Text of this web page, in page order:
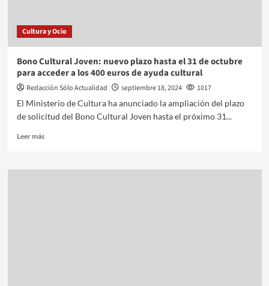
Cultura y Ocio
Bono Cultural Joven: nuevo plazo hasta el 31 de octubre
para acceder a los 400 euros de ayuda cultural
Redacción Sólo Actualidad septiembre 18, 2024
1017
El Ministerio de Cultura ha anunciado la ampliación del plazo
de solicitud del Bono Cultural Joven hasta el próximo 31...
Leer más